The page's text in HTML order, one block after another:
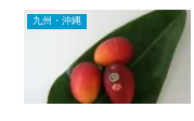
九州・沖縄